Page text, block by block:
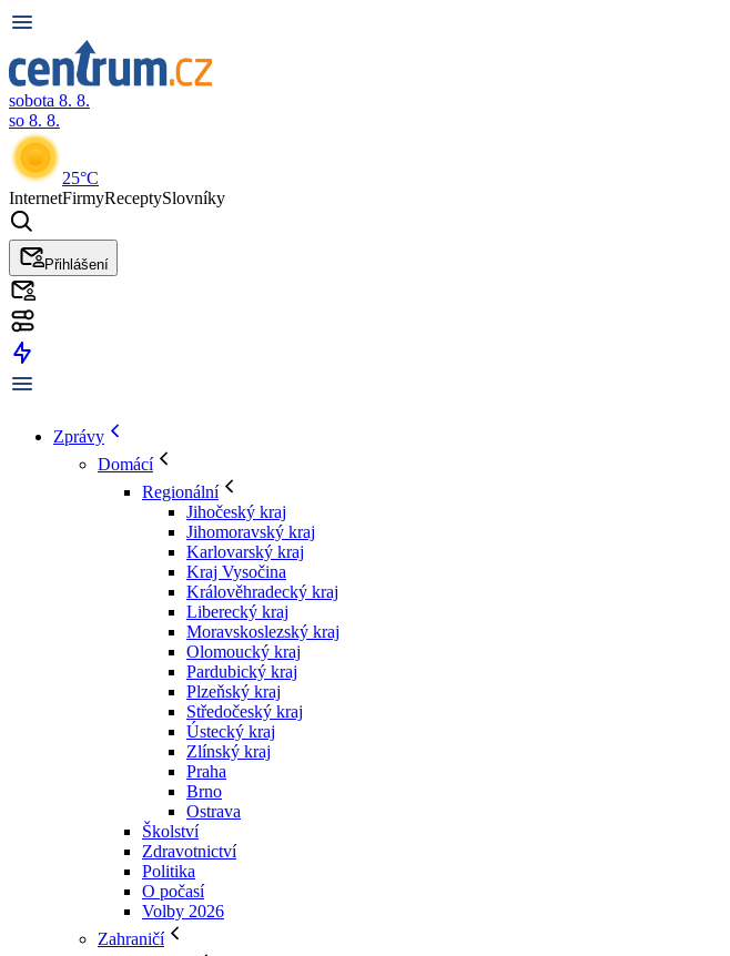
sobota 8. 8.
so 8. 8.
25°C
InternetFirmyReceptySlovníky
Přihlášení
Zprávy
Domácí
Regionální
Jihočeský kraj
Jihomoravský kraj
Karlovarský kraj
Kraj Vysočina
Králověhradecký kraj
Liberecký kraj
Moravskoslezský kraj
Olomoucký kraj
Pardubický kraj
Plzeňský kraj
Středočeský kraj
Ústecký kraj
Zlínský kraj
Praha
Brno
Ostrava
Školství
Zdravotnictví
Politika
O počasí
Volby 2026
Zahraničí